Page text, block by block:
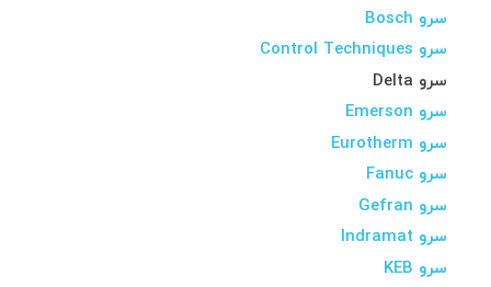
سرو Bosch
سرو Control Techniques
سرو Delta
سرو Emerson
سرو Eurotherm
سرو Fanuc
سرو Gefran
سرو Indramat
سرو KEB